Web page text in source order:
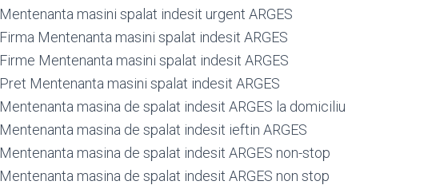
Mentenanta masini spalat indesit urgent ARGES
Firma Mentenanta masini spalat indesit ARGES
Firme Mentenanta masini spalat indesit ARGES
Pret Mentenanta masini spalat indesit ARGES
Mentenanta masina de spalat indesit ARGES la domiciliu
Mentenanta masina de spalat indesit ieftin ARGES
Mentenanta masina de spalat indesit ARGES non-stop
Mentenanta masina de spalat indesit ARGES non stop